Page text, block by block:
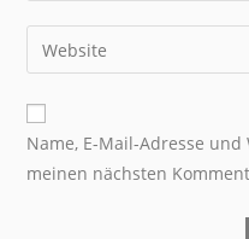
Name, E-Mail-Adresse
meinen nächsten